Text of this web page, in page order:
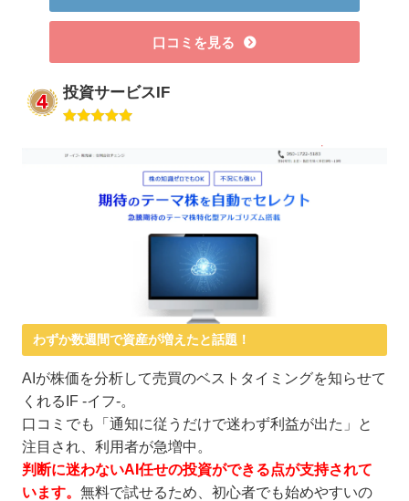
口コミを見る
投資サービスIF
わずか数週間で資産が増えたと話題！
AIが株価を分析して売買のベストタイミングを知らせて
くれるIF -イフ-。
口コミでも「通知に従うだけで迷わず利益が出た」と
注目され、利用者が急増中。
判断に迷わないAI任せの投資ができる点が支持されて
います。無料で試せるため、初心者でも始めやすいの